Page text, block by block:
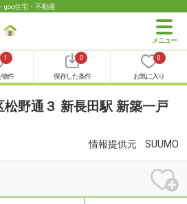
goo住宅・不動産
1
物件
0
保存した条件
0
お気に入り
野通３ 新長田駅 新築一戸
情報提供元 SUUMO